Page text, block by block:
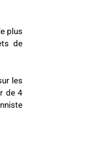
plus
de
les
de 4